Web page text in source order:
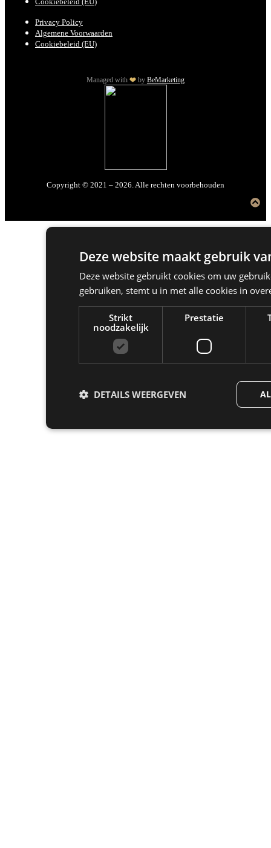
Cookiebeleid (EU)
Privacy Policy
Algemene Voorwaarden
Cookiebeleid (EU)
Managed with by BeMarketing
Copyright © 2021 – 2026. Alle rechten voorbehouden
Deze website maakt gebruik
Deze website gebruikt cookies om uw
gebruiken, stemt u in met alle cookies in
Strikt
noodzakelijk
Prestatie
DETAILS WEERGEVEN